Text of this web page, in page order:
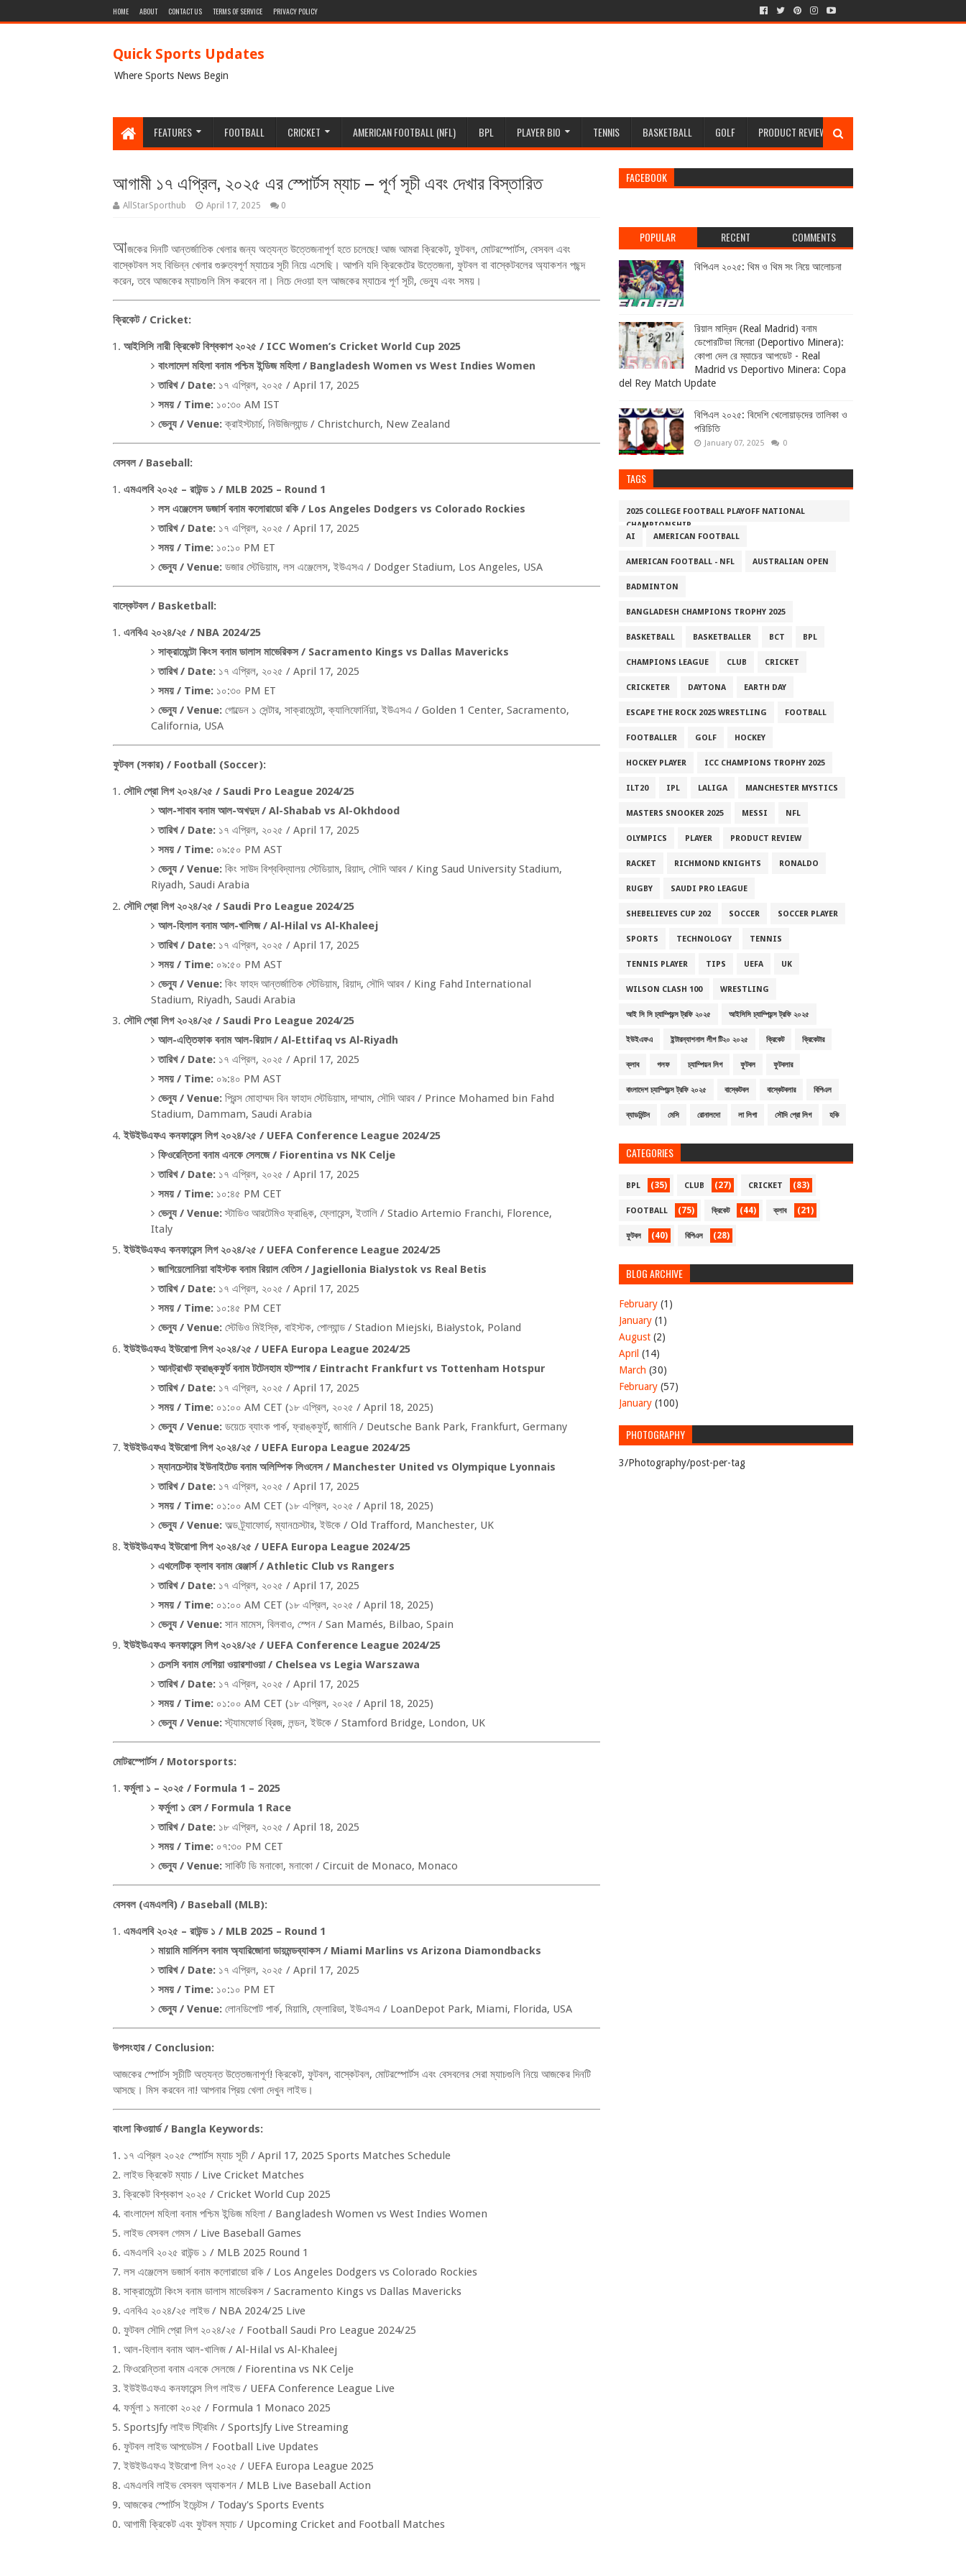
HOME ABOUT CONTACT US TERMS OF SERVICE PRIVACY POLICY
Quick Sports Updates
Where Sports News Begin
FEATURES FOOTBALL CRICKET AMERICAN FOOTBALL (NFL) BPL PLAYER BIO TENNIS BASKETBALL GOLF PRODUCT REVIEW
আগামী ১৭ এপ্রিল, ২০২৫ এর স্পোর্টস ম্যাচ – পূর্ণ সূচী এবং দেখার বিস্তারিত
AllStarSporthub April 17, 2025 0
আজকের দিনটি আন্তর্জাতিক খেলার জন্য অত্যন্ত উত্তেজনাপূর্ণ হতে চলেছে! আজ আমরা ক্রিকেট, ফুটবল, মোটরস্পোর্টস, বেসবল এবং
বাস্কেটবল সহ বিভিন্ন খেলার গুরুত্বপূর্ণ ম্যাচের সূচী নিয়ে এসেছি। আপনি যদি ক্রিকেটের উত্তেজনা, ফুটবল বা বাস্কেটবলের অ্যাকশন পছন্দ
করেন,তবে আজকের ম্যাচগুলি মিস করবেন না। নিচে দেওয়া হল আজকের ম্যাচের পূর্ণ সূচী, ভেন্যু এবং সময়।
ক্রিকেট / Cricket:
আইসিসি নারী ক্রিকেট বিশ্বকাপ ২০২৫ / ICC Women’s Cricket World Cup 2025
বাংলাদেশ মহিলা বনাম পশ্চিম ইন্ডিজ মহিলা / Bangladesh Women vs West Indies Women
তারিখ / Date: ১৭ এপ্রিল, ২০২৫ / April 17, 2025
সময় / Time: ১০:৩০ AM IST
ভেন্যু / Venue: ক্রাইস্টচার্চ, নিউজিল্যান্ড / Christchurch, New Zealand
বেসবল / Baseball:
এমএলবি ২০২৫ – রাউন্ড ১ / MLB 2025 – Round 1
লস এঞ্জেলেস ডজার্স বনাম কলোরাডো রকি / Los Angeles Dodgers vs Colorado Rockies
তারিখ / Date: ১৭ এপ্রিল, ২০২৫ / April 17, 2025
সময় / Time: ১০:১০ PM ET
ভেন্যু / Venue: ডজার স্টেডিয়াম, লস এঞ্জেলেস, ইউএসএ / Dodger Stadium, Los Angeles, USA
বাস্কেটবল / Basketball:
এনবিএ ২০২৪/২৫ / NBA 2024/25
সাক্রামেন্টো কিংস বনাম ডালাস মাভেরিকস / Sacramento Kings vs Dallas Mavericks
তারিখ / Date: ১৭ এপ্রিল, ২০২৫ / April 17, 2025
সময় / Time: ১০:৩০ PM ET
ভেন্যু / Venue: গোল্ডেন ১ সেন্টার, সাক্রামেন্টো,ক্যালিফোর্নিয়া, ইউএসএ / Golden 1 Center, Sacramento,
California, USA
ফুটবল (সকার) / Football (Soccer):
সৌদি প্রো লিগ ২০২৪/২৫ / Saudi Pro League 2024/25
আল-শাবাব বনাম আল-অখদুদ / Al-Shabab vs Al-Okhdood
তারিখ / Date: ১৭ এপ্রিল, ২০২৫ / April 17, 2025
সময় / Time: ০৯:৫০ PM AST
ভেন্যু / Venue: কিং সাউদ বিশ্ববিদ্যালয় স্টেডিয়াম, রিয়াদ, সৌদি আরব / King Saud University Stadium,
Riyadh, Saudi Arabia
সৌদি প্রো লিগ ২০২৪/২৫ / Saudi Pro League 2024/25
আল-হিলাল বনাম আল-খালিজ / Al-Hilal vs Al-Khaleej
তারিখ / Date: ১৭ এপ্রিল, ২০২৫ / April 17, 2025
সময় / Time: ০৯:৫০ PM AST
ভেন্যু / Venue: কিং ফাহদ আন্তর্জাতিক স্টেডিয়াম, রিয়াদ, সৌদি আরব / King Fahd International
Stadium, Riyadh, Saudi Arabia
সৌদি প্রো লিগ ২০২৪/২৫ / Saudi Pro League 2024/25
আল-এত্তিফাক বনাম আল-রিয়াদ / Al-Ettifaq vs Al-Riyadh
তারিখ / Date: ১৭ এপ্রিল, ২০২৫ / April 17, 2025
সময় / Time: ০৯:৪০ PM AST
ভেন্যু / Venue: প্রিন্স মোহাম্মদ বিন ফাহাদ স্টেডিয়াম, দাম্মাম, সৌদি আরব / Prince Mohamed bin Fahd
Stadium, Dammam, Saudi Arabia
ইউইউএফএ কনফারেন্স লিগ ২০২৪/২৫ / UEFA Conference League 2024/25
ফিওরেন্তিনা বনাম এনকে সেলজে / Fiorentina vs NK Celje
তারিখ / Date: ১৭ এপ্রিল, ২০২৫ / April 17, 2025
সময় / Time: ১০:৪৫ PM CET
ভেন্যু / Venue: স্টাডিও আরটেমিও ফ্রাঙ্কি, ফ্লোরেন্স, ইতালি / Stadio Artemio Franchi, Florence,
Italy
ইউইউএফএ কনফারেন্স লিগ ২০২৪/২৫ / UEFA Conference League 2024/25
জাগিয়েলোনিয়া বাইস্টক বনাম রিয়াল বেতিস / Jagiellonia Białystok vs Real Betis
তারিখ / Date: ১৭ এপ্রিল, ২০২৫ / April 17, 2025
সময় / Time: ১০:৪৫ PM CET
ভেন্যু / Venue: স্টেডিও মিইস্কি, বাইস্টক, পোল্যান্ড / Stadion Miejski, Białystok, Poland
ইউইউএফএ ইউরোপা লিগ ২০২৪/২৫ / UEFA Europa League 2024/25
আনট্রাখট ফ্রাঙ্কফুর্ট বনাম টটেনহাম হটস্পার / Eintracht Frankfurt vs Tottenham Hotspur
তারিখ / Date: ১৭ এপ্রিল, ২০২৫ / April 17, 2025
সময় / Time: ০১:০০ AM CET (১৮ এপ্রিল, ২০২৫ / April 18, 2025)
ভেন্যু / Venue: ডয়েচে ব্যাংক পার্ক,ফ্রাঙ্কফুর্ট, জার্মানি / Deutsche Bank Park, Frankfurt, Germany
ইউইউএফএ ইউরোপা লিগ ২০২৪/২৫ / UEFA Europa League 2024/25
ম্যানচেস্টার ইউনাইটেড বনাম অলিম্পিক লিওনেস / Manchester United vs Olympique Lyonnais
তারিখ / Date: ১৭ এপ্রিল, ২০২৫ / April 17, 2025
সময় / Time: ০১:০০ AM CET (১৮ এপ্রিল, ২০২৫ / April 18, 2025)
ভেন্যু / Venue: অল্ড ট্র্যাফোর্ড, ম্যানচেস্টার, ইউকে / Old Trafford, Manchester, UK
ইউইউএফএ ইউরোপা লিগ ২০২৪/২৫ / UEFA Europa League 2024/25
এথলেটিক ক্লাব বনাম রেঞ্জার্স / Athletic Club vs Rangers
তারিখ / Date: ১৭ এপ্রিল, ২০২৫ / April 17, 2025
সময় / Time: ০১:০০ AM CET (১৮ এপ্রিল, ২০২৫ / April 18, 2025)
ভেন্যু / Venue: সান মামেস, বিলবাও, স্পেন / San Mamés, Bilbao, Spain
ইউইউএফএ কনফারেন্স লিগ ২০২৪/২৫ / UEFA Conference League 2024/25
চেলসি বনাম লেগিয়া ওয়ারশাওয়া / Chelsea vs Legia Warszawa
তারিখ / Date: ১৭ এপ্রিল, ২০২৫ / April 17, 2025
সময় / Time: ০১:০০ AM CET (১৮ এপ্রিল, ২০২৫ / April 18, 2025)
ভেন্যু / Venue: স্ট্যামফোর্ড ব্রিজ, লন্ডন, ইউকে / Stamford Bridge, London, UK
মোটরস্পোর্টস / Motorsports:
ফর্মুলা ১ – ২০২৫ / Formula 1 – 2025
ফর্মুলা ১ রেস / Formula 1 Race
তারিখ / Date: ১৮ এপ্রিল, ২০২৫ / April 18, 2025
সময় / Time: ০৭:৩০ PM CET
ভেন্যু / Venue: সার্কিট ডি মনাকো, মনাকো / Circuit de Monaco, Monaco
বেসবল (এমএলবি) / Baseball (MLB):
এমএলবি ২০২৫ – রাউন্ড ১ / MLB 2025 – Round 1
মায়ামি মার্লিনস বনাম অ্যারিজোনা ডায়মন্ডব্যাকস / Miami Marlins vs Arizona Diamondbacks
তারিখ / Date: ১৭ এপ্রিল, ২০২৫ / April 17, 2025
সময় / Time: ১০:১০ PM ET
ভেন্যু / Venue: লোনডিপোট পার্ক, মিয়ামি, ফ্লোরিডা, ইউএসএ / LoanDepot Park, Miami, Florida, USA
উপসংহার / Conclusion:
আজকের স্পোর্টস সূচীটি অত্যন্ত উত্তেজনাপূর্ণ! ক্রিকেট, ফুটবল, বাস্কেটবল, মোটরস্পোর্টস এবং বেসবলের সেরা ম্যাচগুলি নিয়ে আজকের দিনটি
আসছে। মিস করবেন না! আপনার প্রিয় খেলা দেখুন লাইভ।
বাংলা কিওয়ার্ড / Bangla Keywords:
১৭ এপ্রিল ২০২৫ স্পোর্টস ম্যাচ সূচী / April 17, 2025 Sports Matches Schedule
লাইভ ক্রিকেট ম্যাচ / Live Cricket Matches
ক্রিকেট বিশ্বকাপ ২০২৫ / Cricket World Cup 2025
বাংলাদেশ মহিলা বনাম পশ্চিম ইন্ডিজ মহিলা / Bangladesh Women vs West Indies Women
লাইভ বেসবল গেমস / Live Baseball Games
এমএলবি ২০২৫ রাউন্ড ১ / MLB 2025 Round 1
লস এঞ্জেলেস ডজার্স বনাম কলোরাডো রকি / Los Angeles Dodgers vs Colorado Rockies
সাক্রামেন্টো কিংস বনাম ডালাস মাভেরিকস / Sacramento Kings vs Dallas Mavericks
এনবিএ ২০২৪/২৫ লাইভ / NBA 2024/25 Live
ফুটবল সৌদি প্রো লিগ ২০২৪/২৫ / Football Saudi Pro League 2024/25
আল-হিলাল বনাম আল-খালিজ / Al-Hilal vs Al-Khaleej
ফিওরেন্তিনা বনাম এনকে সেলজে / Fiorentina vs NK Celje
ইউইউএফএ কনফারেন্স লিগ লাইভ / UEFA Conference League Live
ফর্মুলা ১ মনাকো ২০২৫ / Formula 1 Monaco 2025
SportsJfy লাইভ স্ট্রিমিং / SportsJfy Live Streaming
ফুটবল লাইভ আপডেটস / Football Live Updates
ইউইউএফএ ইউরোপা লিগ ২০২৫ / UEFA Europa League 2025
এমএলবি লাইভ বেসবল অ্যাকশন / MLB Live Baseball Action
আজকের স্পোর্টস ইভেন্টস / Today's Sports Events
আগামী ক্রিকেট এবং ফুটবল ম্যাচ / Upcoming Cricket and Football Matches
FACEBOOK
POPULAR RECENT COMMENTS
বিপিএল ২০২৫: থিম ও থিম সং নিয়ে আলোচনা
রিয়াল মাদ্রিদ (Real Madrid) বনাম
ডেপোরটিভা মিনেরা (Deportivo Minera):
কোপা দেল রে ম্যাচের আপডেট - Real
Madrid vs Deportivo Minera: Copa
del Rey Match Update
বিপিএল ২০২৫: বিদেশি খেলোয়াড়দের তালিকা ও
পরিচিতি
January 07, 2025 0
TAGS
2025 COLLEGE FOOTBALL PLAYOFF NATIONAL
CHAMPIONSHIP
AI
AMERICAN FOOTBALL
AMERICAN FOOTBALL - NFL AUSTRALIAN OPEN
BADMINTON
BANGLADESH CHAMPIONS TROPHY 2025
BASKETBALL BASKETBALLER BCT BPL
CHAMPIONS LEAGUE CLUB CRICKET
CRICKETER DAYTONA EARTH DAY
ESCAPE THE ROCK 2025 WRESTLING FOOTBALL
FOOTBALLER GOLF HOCKEY
HOCKEY PLAYER ICC CHAMPIONS TROPHY 2025
ILT20 IPL LALIGA MANCHESTER MYSTICS
MASTERS SNOOKER 2025 MESSI NFL
OLYMPICS PLAYER PRODUCT REVIEW
RACKET RICHMOND KNIGHTS RONALDO
RUGBY SAUDI PRO LEAGUE
SHEBELIEVES CUP 202 SOCCER SOCCER PLAYER
SPORTS TECHNOLOGY TENNIS
TENNIS PLAYER TIPS UEFA UK
WILSON CLASH 100 WRESTLING
আই সি সি চ্যাম্পিয়ন্স ট্রফি ২০২৫ আইসিসি চ্যাম্পিয়ন্স ট্রফি ২০২৫
ইউইএফএ ইন্টারন্যাশনাল লীগ টি২০ ২০২৫ ক্রিকেট ক্রিকেটার
ক্লাব গলফ চ্যাম্পিয়ন লিগ ফুটবল ফুটবলার
বাংলাদেশ চ্যাম্পিয়ন্স ট্রফি ২০২৫ বাস্কেটবল বাস্কেটবলার বিপিএল
ব্যাডমিন্টন মেসি রোনালদো লা লিগা সৌদি প্রো লিগ হকি
CATEGORIES
BPL (35) CLUB (27) CRICKET (83)
FOOTBALL (75) ক্রিকেট (44) ক্লাব (21)
ফুটবল (40) বিপিএল (28)
BLOG ARCHIVE
February (1)
January (1)
August (2)
April (14)
March (30)
February (57)
January (100)
PHOTOGRAPHY
3/Photography/post-per-tag